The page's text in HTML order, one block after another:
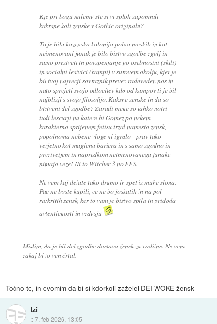
Kje pri bogu milemu ste si vi sploh zapomnili
kakrsne koli zenske v Gothic originalu?
To je bila kazenska kolonija polna moskih in kot
neimenovani junak je bilo bistvo zgodbe zgolj in
samo preziveti in povzpenjanje po osebnostni (skili)
in socialni lestvici (kampi) v surovem okolju, kjer je
bil tvoj najvecji sovraznik prevec radoveden nos in
nato sprejeti svojo odlocitev kdo od kampov ti je bil
najblizji s svojo filozofijo. Kaksne zenske in da so
bistveni del zgodbe? Zaradi mene so lahko notri
tudi lescurji na katere bi Gomez po nekem
karakterno sprijenem fetisu trzal namesto zensk,
popolnoma nobene vloge ni igralo - prav tako
verjetno kot magicna bariera in s samo zgodno in
prezivetjem in napredkom neimenovanega junaka
nimajo veze! Ni to Witcher 3 no FFS.
Ne vem kaj delate tako dramo in spet iz muhe slona.
Pac ne boste kupili, ce ne bo joskatih in na pol
razkritih zensk, ker to vam je bistvo spila in pridoda
avtenticnosti in vzdusju
Mislim, da je bil del zgodbe dostava žensk za vodilne. Ne vem
zakaj bi to ven črtal.
Točno to, in dvomim da bi si kdorkoli zaželel DEI WOKE žensk
Izi
::7. feb 2026, 13:05